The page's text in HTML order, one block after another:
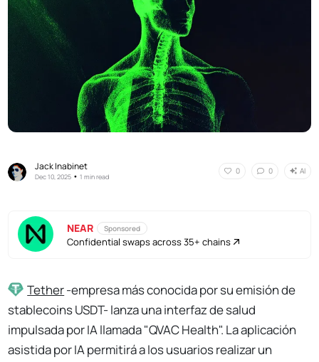
Jack Inabinet
Dec 10, 2025 •1 min read
0 0 AI
NEAR Sponsored
Confidential swaps across 35+ chains
Tether-empresa más conocida por su emisión de
stablecoins USDT- lanza una interfaz de salud
impulsada por IA llamada "QVAC Health". La aplicación
asistida por IA permitirá a los usuarios realizar un